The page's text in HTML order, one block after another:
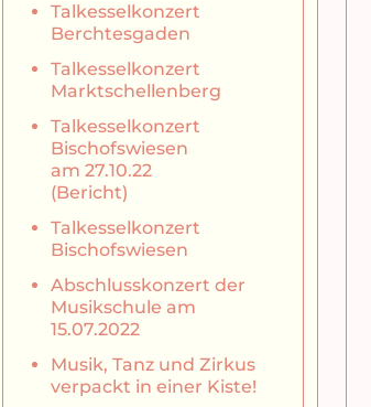
Talkesselkonzert
Berchtesgaden
Talkesselkonzert
Marktschellenberg
Talkesselkonzert
Bischofswiesen
am 27.10.22
(Bericht)
Talkesselkonzert
Bischofswiesen
Abschlusskonzert der
Musikschule am
15.07.2022
Musik, Tanz und Zirkus
verpackt in einer Kiste!